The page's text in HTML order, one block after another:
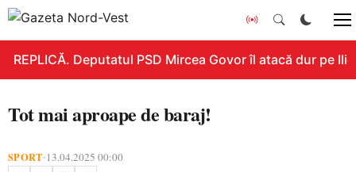
REPLICĂ. Deputatul PSD Mircea Govor îl atacă dur pe
Tot mai aproape de baraj!
SPORT•13.04.2025 00:00